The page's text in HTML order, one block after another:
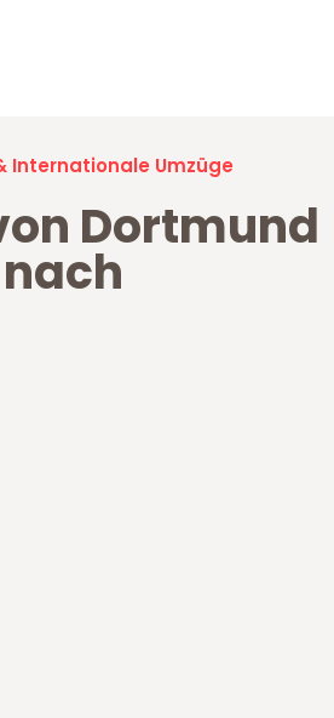
Internationale Umzüge
Dortmund
nach